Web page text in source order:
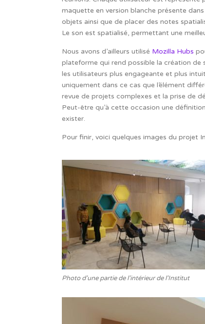
maquette en version blanche présente
objets ainsi que de placer des notes
Le son est spatialisé, permettant une
Nous avons d’ailleurs utilisé Mozilla Hubs
plateforme qui rend possible la création de
les utilisateurs plus engageante et plus
uniquement dans ce cas que l’élément
revue de projets complexes et la prise de
Peut-être qu’à cette occasion une
exister.
Pour finir, voici quelques images du projet
Photo d'une partie de l'intérieur de l'Institut